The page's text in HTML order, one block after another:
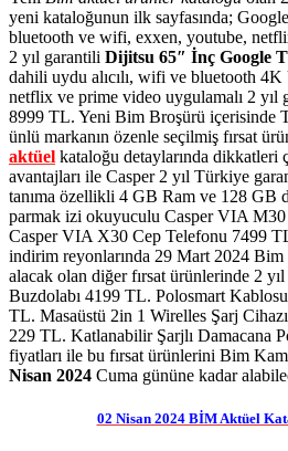
yeni kataloğunun ilk sayfasında;
bluetooth ve wifi, exxen, youtube,
2 yıl garantili Dijitsu 65″ İnç Google
dahili uydu alıcılı, wifi ve bluetooth
netflix ve prime video uygulamalı 2
8999 TL. Yeni Bim Broşürü içerisinde
ünlü markanın özenle seçilmiş fırsat
aktüel kataloğu detaylarında
avantajları ile Casper 2 yıl Türkiye
tanıma özellikli 4 GB Ram ve 128 GB
parmak izi okuyuculu Casper VIA
Casper VIA X30 Cep Telefonu 7499
indirim reyonlarında 29 Mart 2024 Bim
alacak olan diğer fırsat ürünlerinde 2
Buzdolabı 4199 TL. Polosmart
TL. Masaüstü 2in 1 Wirelles Şarj
229 TL. Katlanabilir Şarjlı Damacana
fiyatları ile bu fırsat ürünlerini Bim
Nisan 2024 Cuma gününe kadar
02 Nisan 2024 BİM Aktüel